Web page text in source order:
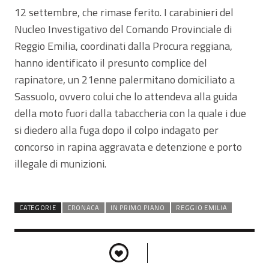
12 settembre, che rimase ferito. I carabinieri del
Nucleo Investigativo del Comando Provinciale di
Reggio Emilia, coordinati dalla Procura reggiana,
hanno identificato il presunto complice del
rapinatore, un 21enne palermitano domiciliato a
Sassuolo, ovvero colui che lo attendeva alla guida
della moto fuori dalla tabaccheria con la quale i due
si diedero alla fuga dopo il colpo indagato per
concorso in rapina aggravata e detenzione e porto
illegale di munizioni.
CATEGORIE CRONACA IN PRIMO PIANO REGGIO EMILIA